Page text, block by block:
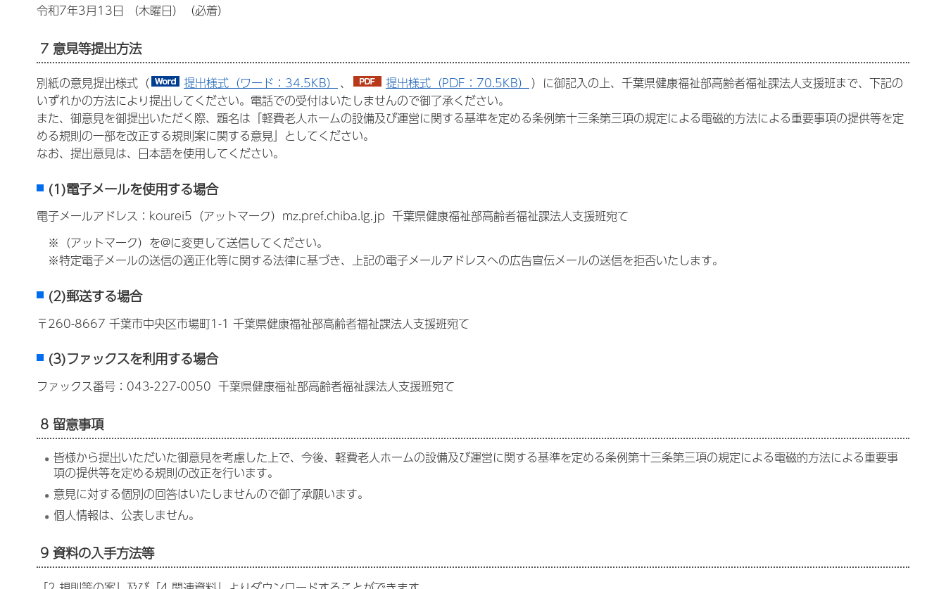
令和7年3月13日 （木曜日）（必着）
7 意見等提出方法
別紙の意見提出様式（ 提出様式（ワード：34.5KB） 、 提出様式（PDF：70.5KB） ）に御記入の上、千葉県健康福祉部高齢者福祉課法人支援班まで、下記の
いずれかの方法により提出してください。電話での受付はいたしませんので御了承ください。
また、御意見を御提出いただく際、題名は「軽費老人ホームの設備及び運営に関する基準を定める条例第十三条第三項の規定による電磁的方法による重要事項の提供等を定
める規則の一部を改正する規則案に関する意見」としてください。
なお、提出意見は、日本語を使用してください。
(1)電子メールを使用する場合
電子メールアドレス：kourei5（アットマーク）mz.pref.chiba.lg.jp 千葉県健康福祉部高齢者福祉課法人支援班宛て
※（アットマーク）を@に変更して送信してください。
※特定電子メールの送信の適正化等に関する法律に基づき、上記の電子メールアドレスへの広告宣伝メールの送信を拒否いたします。
(2)郵送する場合
〒260-8667 千葉市中央区市場町1-1 千葉県健康福祉部高齢者福祉課法人支援班宛て
(3)ファックスを利用する場合
ファックス番号：043-227-0050 千葉県健康福祉部高齢者福祉課法人支援班宛て
8 留意事項
皆様から提出いただいた御意見を考慮した上で、今後、軽費老人ホームの設備及び運営に関する基準を定める条例第十三条第三項の規定による電磁的方法による重要事
項の提供等を定める規則の改正を行います。
意見に対する個別の回答はいたしませんので御了承願います。
個人情報は、公表しません。
9 資料の入手方法等